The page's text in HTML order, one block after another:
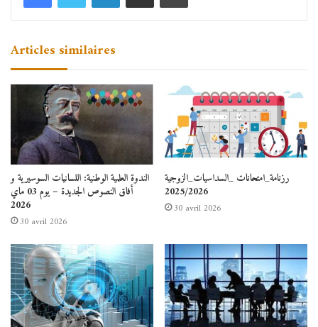
Articles similaires
الندوة العلمية الوطنية: اللسانيات السوسيرية و
أفاق النصوص الجديدة – يوم 03 ماي
2026
30 avril 2026
رزنامة_امتحانات _السداسيات_الزوجية
2025/2026
30 avril 2026